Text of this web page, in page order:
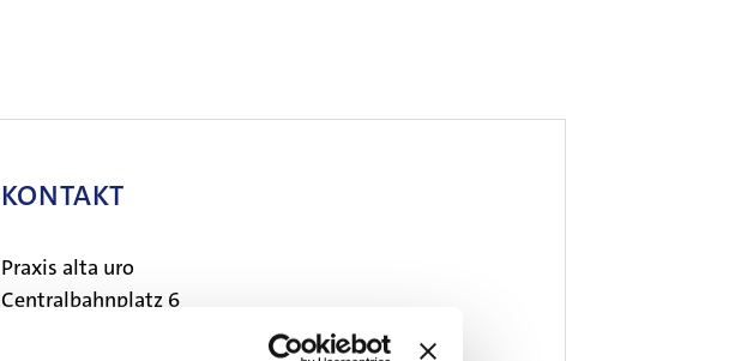
KONTAKT
Praxis alta uro
Centralbahnplatz 6